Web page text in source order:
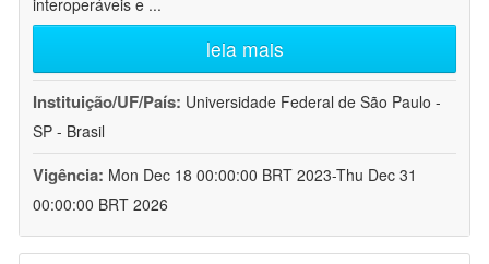
interoperáveis e ...
leia mais
Instituição/UF/País: Universidade Federal de São Paulo -
SP - Brasil
Vigência: Mon Dec 18 00:00:00 BRT 2023-Thu Dec 31
00:00:00 BRT 2026